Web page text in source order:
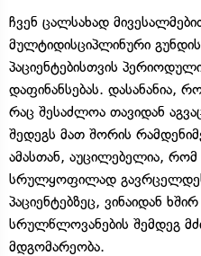
ჩვენ ცალსახად
მულტიდისციპლინური გუნდის
პაციენტებისთვის
დაფინანსებას. დასანანია,
რაც შესაძლოა თავიდან
შედეგს მათ შორის
ამასთან, აუცილებელია, რომ
სრულყოფილად
პაციენტებზეც, ვინაიდან
სრულწლოვანების შემდეგ
მდგომარეობა.